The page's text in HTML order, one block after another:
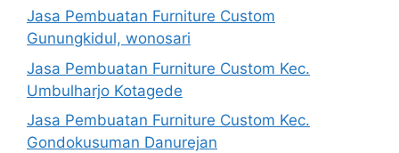
Jasa Pembuatan Furniture Custom
Gunungkidul, wonosari
Jasa Pembuatan Furniture Custom Kec.
Umbulharjo Kotagede
Jasa Pembuatan Furniture Custom Kec.
Gondokusuman Danurejan